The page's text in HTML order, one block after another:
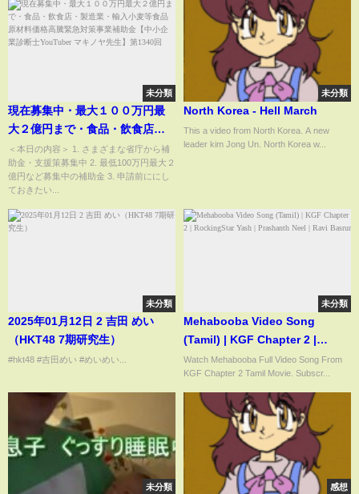
未分類
現在募集中・最大１００万円最
大２億円まで・食品・飲食店・
製造業・輸入小麦等食品原材料
価格高騰緊急対策事業補助金
【中小企業診断士YouTuber マキ
＜本日の内容＞ 1. さまざまな省庁から補
助金・支援策募集中 2. 最低100万円最大２
億円など募集中の補助金 3. 申請前ににし
ておきたい...
未分類
North Korea - Hell March
This a video from North Korea. A new
leader kim Jong Un. North Korea w...
未分類
2025年01月12日 2 吉田 めい
（HKT48 7期研究生）
#hkt48 #吉田めい #めいめい...
未分類
Mehabooba Video Song
(Tamil) | KGF Chapter 2 |
RockingStar Yash | Prashanth
Neel | Ravi Basrur
Watch Mehabooba Full Video Song From
KGF Chapter 2 Tamil Movie. Subscr...
未分類 感想